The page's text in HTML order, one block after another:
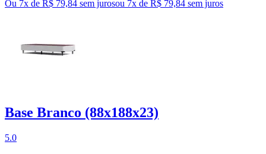
Ou 7x de R$ 79,84 sem jurosou 7x de R$ 79,84 sem juros
Base Branco (88x188x23)
5.0